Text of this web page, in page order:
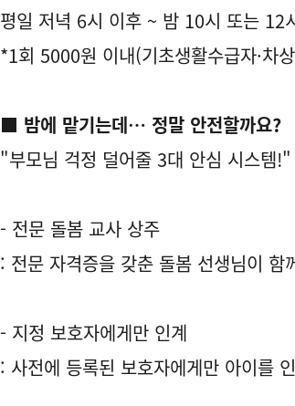
평일 저녁 6시 이후 ~ 밤 10시 또는 12
*1회 5000원 이내(기초생활수급자·차
■ 밤에 맡기는데… 정말 안전할까요?
"부모님 걱정 덜어줄 3대 안심 시스템!"
- 전문 돌봄 교사 상주
: 전문 자격증을 갖춘 돌봄 선생님이 함
- 지정 보호자에게만 인계
: 사전에 등록된 보호자에게만 아이를